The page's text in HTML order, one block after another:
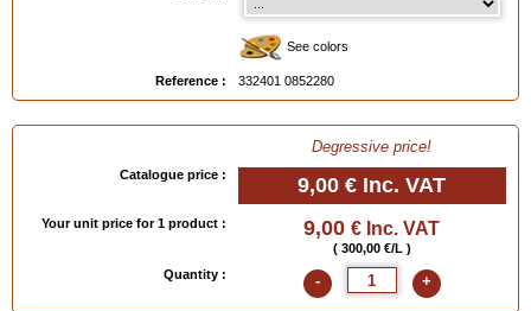
(To see the various shades, click on the painter's palette below or order the colour-chart
: Tube 25 ml, Glass Jar 25 ml
EAN :
See colors
Reference : 332401 0852280
Degressive price!
Catalogue price : 9,00 € Inc. VAT
Your unit price for 1 product : 9,00 € Inc. VAT
( 300,00 €/L )
Quantity :
- +